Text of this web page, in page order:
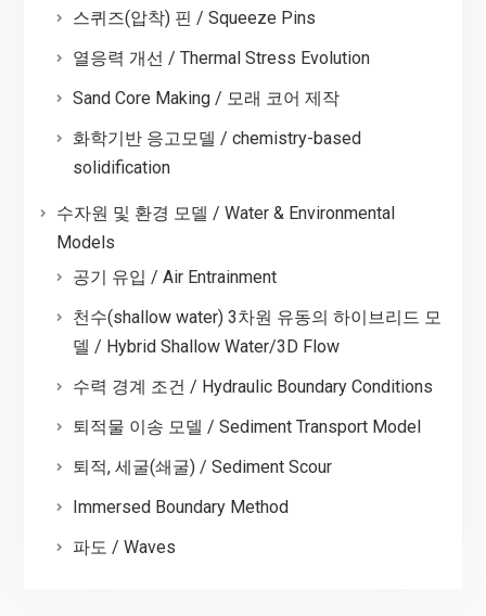
스퀴즈(압착) 핀 / Squeeze Pins
열응력 개선 / Thermal Stress Evolution
Sand Core Making / 모래 코어 제작
화학기반 응고모델 / chemistry-based
solidification
수자원 및 환경 모델 / Water & Environmental
Models
공기 유입 / Air Entrainment
천수(shallow water) 3차원 유동의 하이브리드 모
델 / Hybrid Shallow Water/3D Flow
수력 경계 조건 / Hydraulic Boundary Conditions
퇴적물 이송 모델 / Sediment Transport Model
퇴적, 세굴(쇄굴) / Sediment Scour
Immersed Boundary Method
파도 / Waves